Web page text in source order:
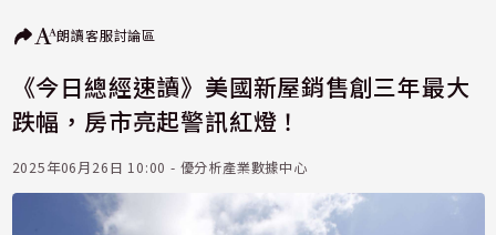
朗讀客服討論區
《今日總經速讀》美國新屋銷售創三年最大
跌幅，房市亮起警訊紅燈！
2025年06月26日 10:00 - 優分析產業數據中心